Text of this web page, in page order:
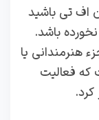
اف تی باشید
باشد.
هنرمندانی یا
که فعالیت